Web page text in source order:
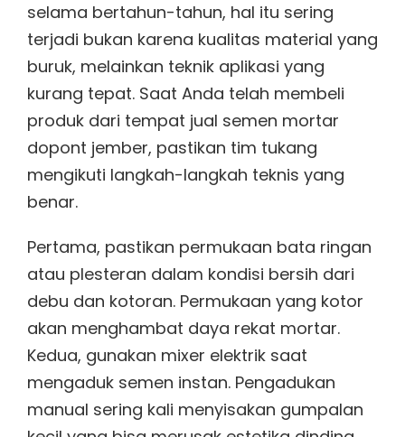
selama bertahun-tahun, hal itu sering
terjadi bukan karena kualitas material yang
buruk, melainkan teknik aplikasi yang
kurang tepat. Saat Anda telah membeli
produk dari tempat jual semen mortar
dopont jember, pastikan tim tukang
mengikuti langkah-langkah teknis yang
benar.
Pertama, pastikan permukaan bata ringan
atau plesteran dalam kondisi bersih dari
debu dan kotoran. Permukaan yang kotor
akan menghambat daya rekat mortar.
Kedua, gunakan mixer elektrik saat
mengaduk semen instan. Pengadukan
manual sering kali menyisakan gumpalan